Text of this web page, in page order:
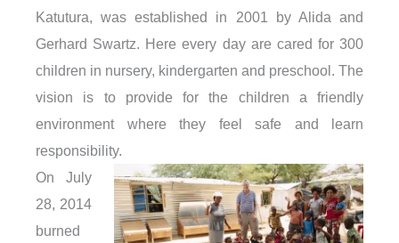
Katutura, was established in 2001 by Alida and
Gerhard Swartz. Here every day are cared for 300
children in nursery, kindergarten and preschool. The
vision is to provide for the children a friendly
environment where they feel safe and learn
responsibility.
On July
28, 2014
burned